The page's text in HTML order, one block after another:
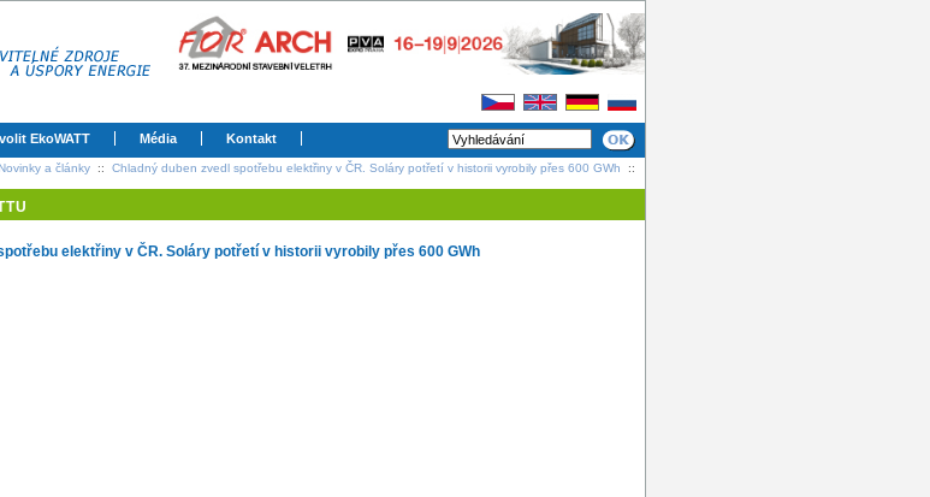
EkoWATT Média Kontakt
a články :: Chladný duben zvedl spotřebu elektřiny v ČR. Soláry potřetí v historii vyrobily přes 600 GWh ::
elektřiny v ČR. Soláry potřetí v historii vyrobily přes 600 GWh